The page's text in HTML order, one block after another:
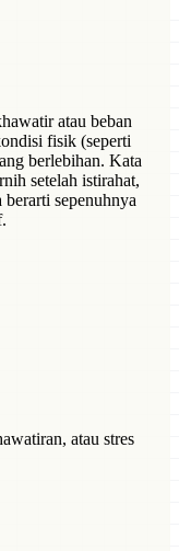
atau beban
fisik (seperti
berlebihan. Kata
setelah istirahat,
sepenuhnya
atau stres